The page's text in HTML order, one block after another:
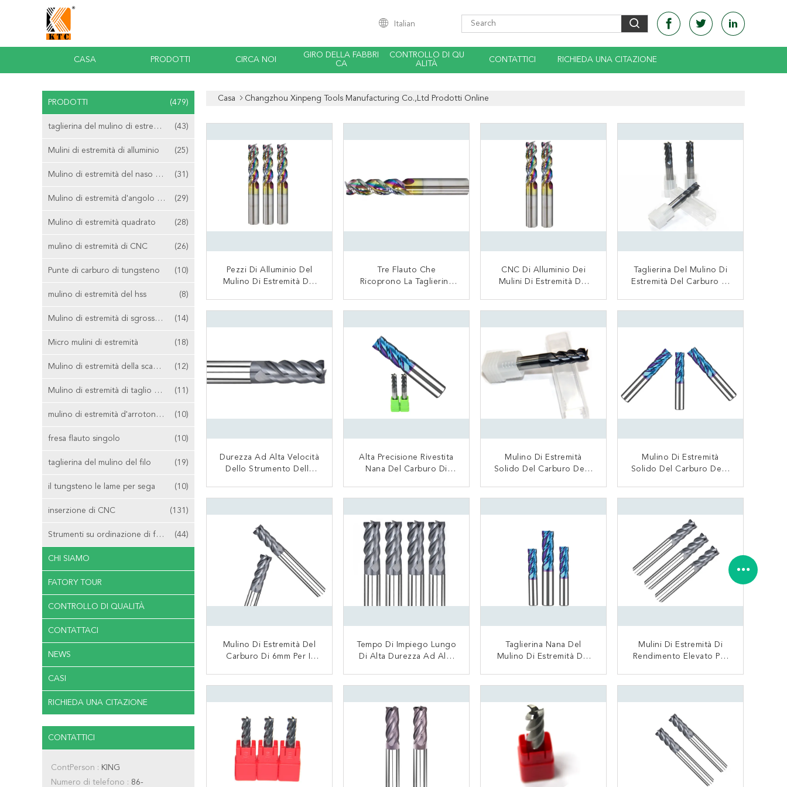
Italian
CASA PRODOTTI CIRCA NOI
GIRO DELLA FABBRI
CA
CONTROLLO DI QU
ALITÀ
CONTATTICI RICHIEDA UNA CITAZIONE
PRODOTTI (479)
taglierina del mulino di estremità del carburo (43)
Mulini di estremità di alluminio (25)
Mulino di estremità del naso della palla (31)
Mulino di estremità d'angolo del raggio (29)
Mulino di estremità quadrato (28)
mulino di estremità di CNC (26)
Punte di carburo di tungsteno (10)
mulino di estremità del hss (8)
Mulino di estremità di sgrossatura (14)
Micro mulini di estremità (18)
Mulino di estremità della scanalatura di T (12)
Mulino di estremità di taglio concentrare (11)
mulino di estremità d'arrotondamento d'angolo (10)
fresa flauto singolo (10)
taglierina del mulino del filo (19)
il tungsteno le lame per sega (10)
inserzione di CNC (131)
Strumenti su ordinazione di fresatura (44)
CHI SIAMO
FATORY TOUR
CONTROLLO DI QUALITÀ
CONTATTACI
NEWS
CASI
RICHIEDA UNA CITAZIONE
CONTATTICI
ContPerson : KING
Numero di telefono : 86-
Casa Changzhou Xinpeng Tools Manufacturing Co.,Ltd Prodotti Online
Pezzi Di Alluminio Del
Mulino Di Estremità Del
CONTATTACI
Tre Flauto Che
Ricoprono La Taglierina
Tungsteno
CONTATTACI
CNC Di Alluminio Dei
Mulini Di Estremità Del
Lungo
CONTATTACI
Taglierina Del Mulino Di
Estremità Del Carburo Di
Elevato Della Lega
CONTATTACI
Durezza Ad Alta Velocità
Dello Strumento Della
Alta
CONTATTACI
Alta Precisione Rivestita
Nana Del Carburo Di
CONTATTACI
Mulino Di Estremità
Solido Del Carburo Della
Elevato
CONTATTACI
Mulino Di Estremità
Solido Del Carburo Della
CONTATTACI
Mulino Di Estremità Del
Carburo Di 6mm Per Il
CONTATTACI
Tempo Di Impiego Lungo
Di Alta Durezza Ad Alta
CONTATTACI
Taglierina Nana Del
Mulino Di Estremità Del
CONTATTACI
Mulini Di Estremità Di
Rendimento Elevato Per
CONTATTACI